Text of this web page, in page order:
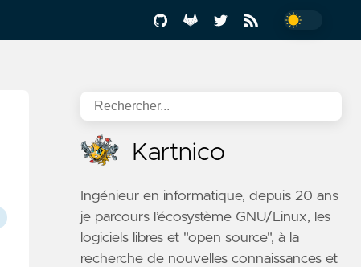
Kartnico
Ingénieur en informatique, depuis 20 ans
je parcours l’écosystème GNU/Linux, les
logiciels libres et "open source", à la
recherche de nouvelles connaissances et